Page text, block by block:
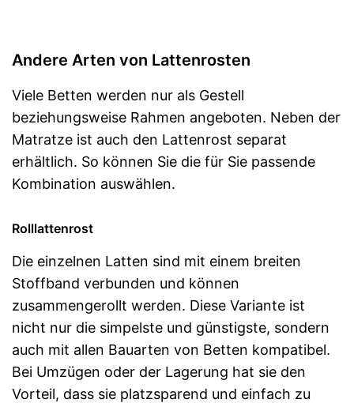
Andere Arten von Lattenrosten
Viele Betten werden nur als Gestell
beziehungsweise Rahmen angeboten. Neben der
Matratze ist auch den Lattenrost separat
erhältlich. So können Sie die für Sie passende
Kombination auswählen.
Rolllattenrost
Die einzelnen Latten sind mit einem breiten
Stoffband verbunden und können
zusammengerollt werden. Diese Variante ist
nicht nur die simpelste und günstigste, sondern
auch mit allen Bauarten von Betten kompatibel.
Bei Umzügen oder der Lagerung hat sie den
Vorteil, dass sie platzsparend und einfach zu